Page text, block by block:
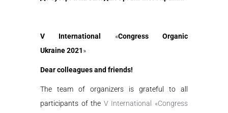
V International «Congress Organic
Ukraine2021»
Dear colleagues and friends!
The team of organizers is grateful to all
participants of the V International «Congress